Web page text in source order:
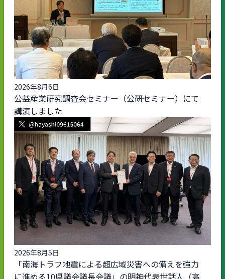
2026年8月6日
公益産業研究調査会セミナー（公研セミナー）にて
講演しました
2026年8月5日
「南海トラフ地震による超広域災害への備えを強力
に進める10県議会議長会議」の明神代表世話人（高